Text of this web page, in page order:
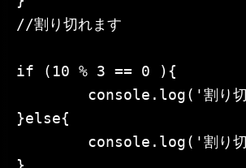
//割り切れます
if (10 % 3 == 0 ){
}else{